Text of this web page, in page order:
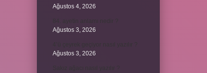
Ağustos 4, 2026
Ağustos 3, 2026
Ağustos 3, 2026